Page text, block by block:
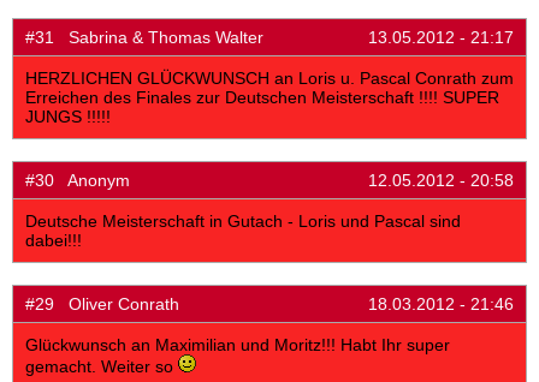
#31 Sabrina & Thomas Walter 13.05.2012 - 21:17
HERZLICHEN GLÜCKWUNSCH an Loris u. Pascal Conrath zum
Erreichen des Finales zur Deutschen Meisterschaft !!!! SUPER
JUNGS !!!!!
#30 Anonym 12.05.2012 - 20:58
Deutsche Meisterschaft in Gutach - Loris und Pascal sind
dabei!!!
#29 Oliver Conrath 18.03.2012 - 21:46
Glückwunsch an Maximilian und Moritz!!! Habt Ihr super
gemacht. Weiter so